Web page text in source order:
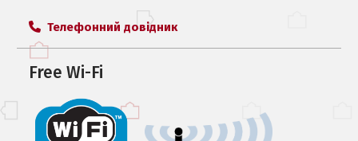
Телефонний довідник
Free Wi-Fi